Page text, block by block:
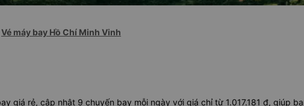
Vé máy bay Hồ Chí Minh Vinh
giá rẻ, cập nhật 9 chuyến bay mỗi ngày với giá chỉ từ 1.017.181 đ, giúp